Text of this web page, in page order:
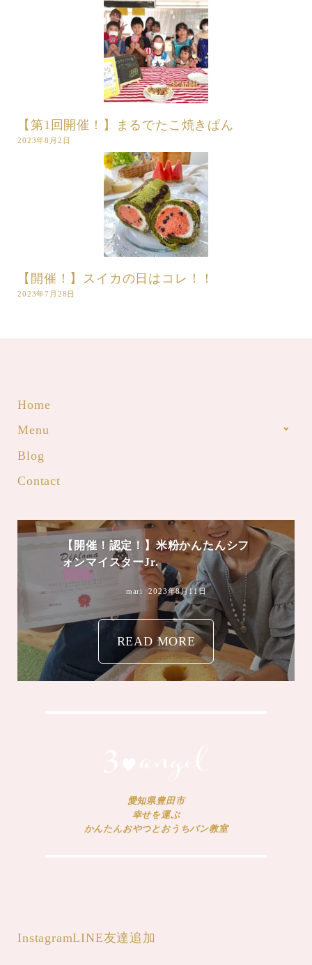
【第1回開催！】まるでたこ焼きぱん
2023年8月2日
【開催！】スイカの日はコレ！！
2023年7月28日
Home
Menu
Blog
Contact
【開催！認定！】米粉かんたんシフ
ォンマイスターJr.
mari 2023年8月11日
READ MORE
愛知県豊田市
幸せを運ぶ
かんたんおやつとおうちパン教室
InstagramLINE友達追加